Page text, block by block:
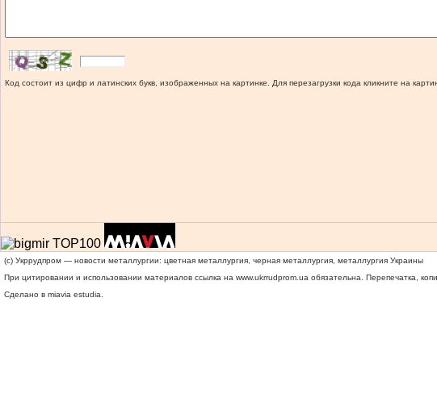
Код состоит из цифр и латинских букв, изображенных на картинке. Для перезагрузки кода кликните на
(c) Укррудпром — новости металлургии: цветная металлургия, черная металлургия, металлургия Украины
При цитировании и использовании материалов ссылка на www.ukrrudprom.ua обязательна. Перепечатка,
Сделано в miavia estudia.